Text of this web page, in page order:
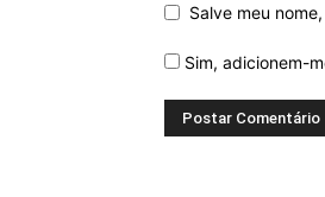
Salve meu
Sim, adicionem-